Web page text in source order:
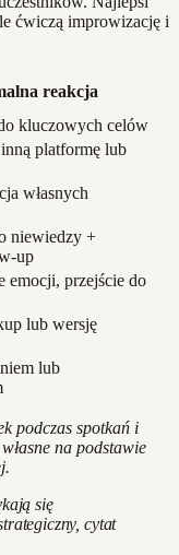
ćwiczą improwizację i
reakcja
kluczowych celów
platformę lub
własnych
niewiedzy +
up
emocji, przejście do
lub wersję
lub
podczas spotkań i
na podstawie
się
cytat